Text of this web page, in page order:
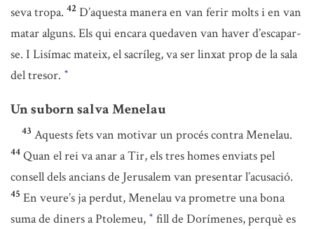
seva tropa. 42 D’aquesta manera en van ferir molts i en van
matar alguns. Els qui encara quedaven van haver d’escapar-
se. I Lisímac mateix, el sacríleg, va ser linxat prop de la sala
del tresor. *
Un suborn salva Menelau
43 Aquests fets van motivar un procés contra Menelau.
44 Quan el rei va anar a Tir, els tres homes enviats pel
consell dels ancians de Jerusalem van presentar l’acusació.
45 En veure’s ja perdut, Menelau va prometre una bona
suma de diners a Ptolemeu, * fill de Dorímenes, perquè es